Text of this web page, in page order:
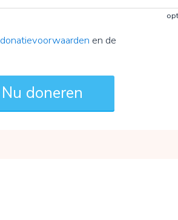
donatievoorwaarden en de